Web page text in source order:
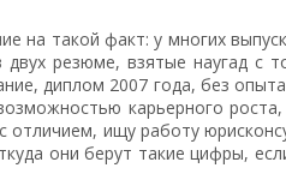
на такой факт: у многих
резюме, взятые наугад с
диплом 2007 года, без
карьерного
отличием, ищу работу
они берут такие цифры,